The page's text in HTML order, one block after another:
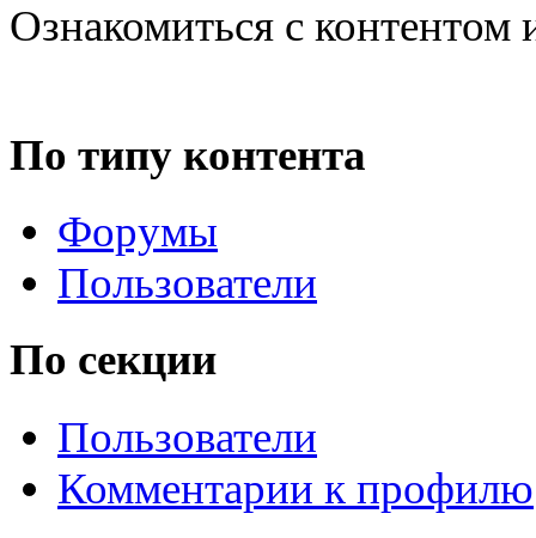
Ознакомиться с контентом
По типу контента
Форумы
Пользователи
По секции
Пользователи
Комментарии к профилю